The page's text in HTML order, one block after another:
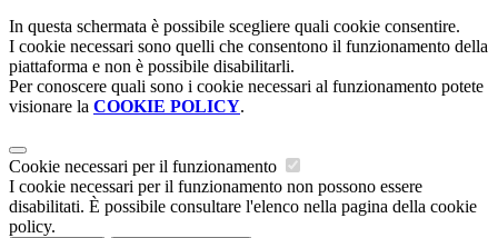
In questa schermata è possibile scegliere quali cookie consentire.
I cookie necessari sono quelli che consentono il funzionamento della
piattaforma e non è possibile disabilitarli.
Per conoscere quali sono i cookie necessari al funzionamento potete
visionare la COOKIE POLICY.
Cookie necessari per il funzionamento
I cookie necessari per il funzionamento non possono essere
disabilitati. È possibile consultare l'elenco nella pagina della cookie
policy.